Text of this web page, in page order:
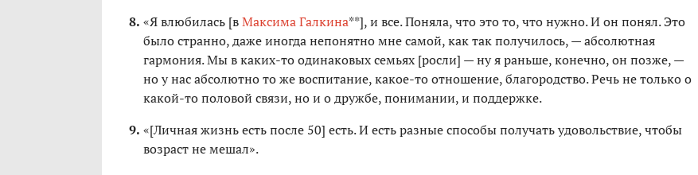
«Я влюбилась [вМаксима Галкина**], и все. Поняла, что это то, что нужно. И он понял. Это
было странно, даже иногда непонятно мне самой, как так получилось, — абсолютная
гармония. Мы в каких-то одинаковых семьях [росли] — ну я раньше, конечно, он позже, —
но у нас абсолютно то же воспитание, какое-то отношение, благородство. Речь не только о
какой-то половой связи, но и о дружбе, понимании, и поддержке.
«[Личная жизнь есть после 50] есть. И есть разные способы получать удовольствие, чтобы
возраст не мешал».